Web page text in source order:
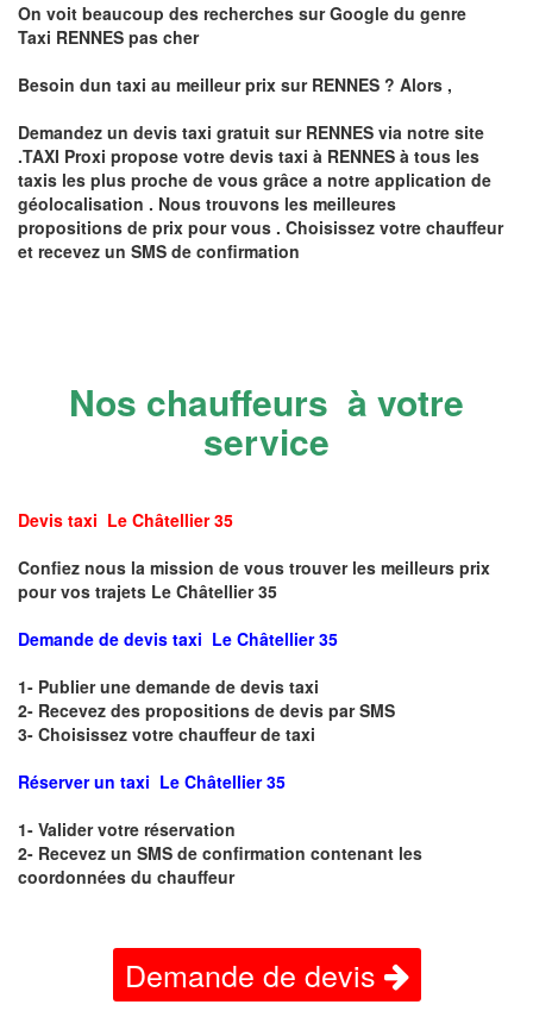
On voit beaucoup des recherches sur Google du genre
Taxi RENNES pas cher
Besoin dun taxi au meilleur prix sur RENNES ? Alors ,
Demandez un devis taxi gratuit sur RENNES via notre site
.TAXI Proxi propose votre devis taxi à RENNES à tous les
taxis les plus proche de vous grâce a notre application de
géolocalisation . Nous trouvons les meilleures
propositions de prix pour vous . Choisissez votre chauffeur
et recevez un SMS de confirmation
Nos chauffeurs à votre
service
Devis taxi Le Châtellier 35
Confiez nous la mission de vous trouver les meilleurs prix
pour vos trajets Le Châtellier 35
Demande de devis taxi Le Châtellier 35
1- Publier une demande de devis taxi
2- Recevez des propositions de devis par SMS
3- Choisissez votre chauffeur de taxi
Réserver un taxi Le Châtellier 35
1- Valider votre réservation
2- Recevez un SMS de confirmation contenant les
coordonnées du chauffeur
Demande de devis